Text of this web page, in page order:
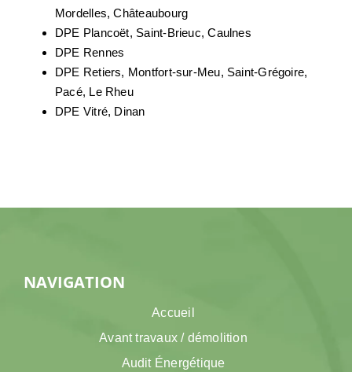
Mordelles, Châteaubourg
DPE Plancoët, Saint-Brieuc, Caulnes
DPE Rennes
DPE Retiers, Montfort-sur-Meu, Saint-Grégoire,
Pacé, Le Rheu
DPE Vitré, Dinan
NAVIGATION
Accueil
Avant travaux / démolition
Audit Énergétique